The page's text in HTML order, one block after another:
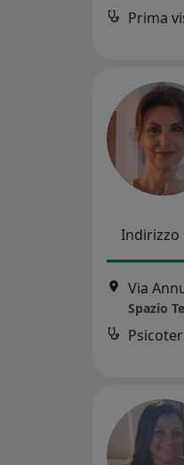
Prima
Indirizzo